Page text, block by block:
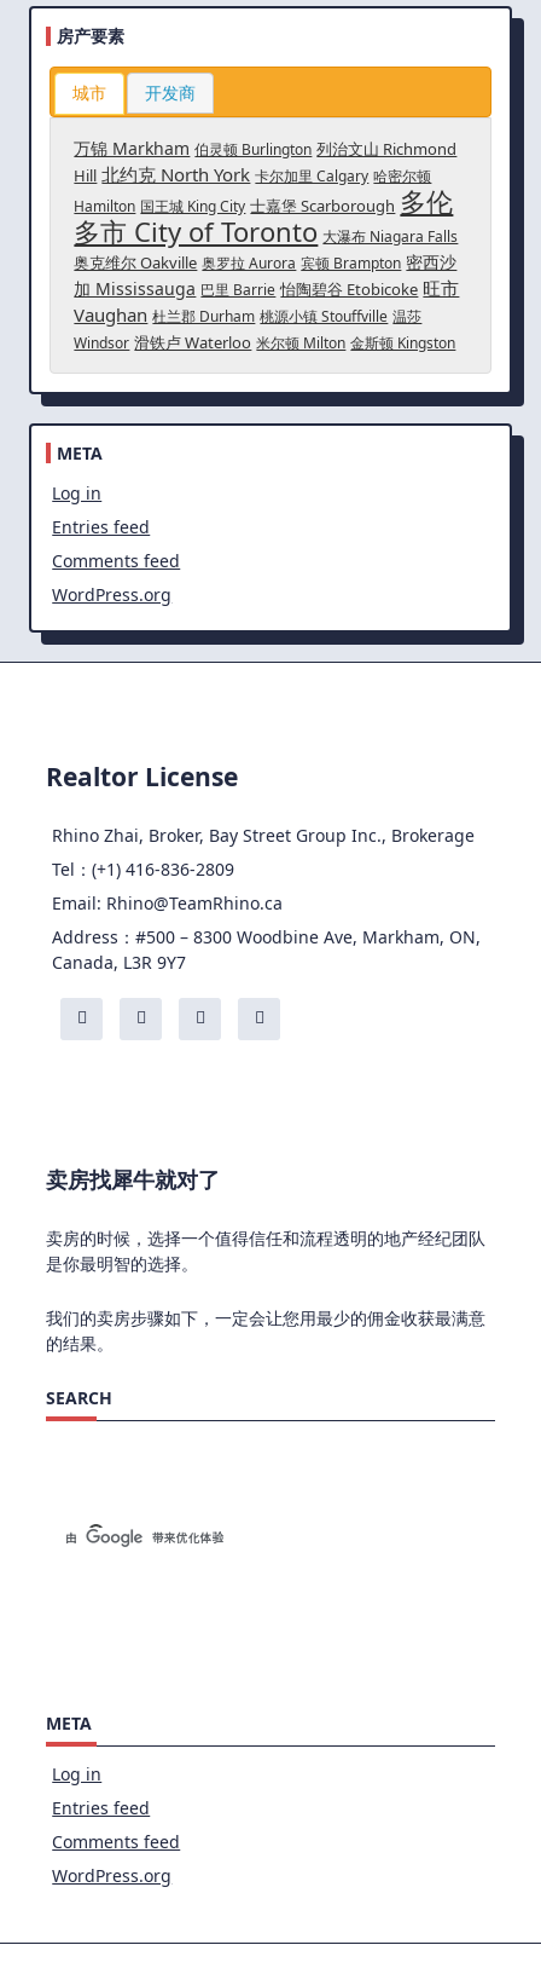
房产要素
城市 开发商
万锦 Markham 伯灵顿 Burlington 列治文山 Richmond
Hill 北约克 North York 卡尔加里 Calgary 哈密尔顿
Hamilton 国王城 King City 士嘉堡 Scarborough 多伦
多市 City of Toronto 大瀑布 Niagara Falls
奥克维尔 Oakville 奥罗拉 Aurora 宾顿 Brampton 密西沙
加 Mississauga 巴里 Barrie 怡陶碧谷 Etobicoke 旺市
Vaughan 杜兰郡 Durham 桃源小镇 Stouffville 温莎
Windsor 滑铁卢 Waterloo 米尔顿 Milton 金斯顿 Kingston
META
Log in
Entries feed
Comments feed
WordPress.org
Realtor License
Rhino Zhai, Broker, Bay Street Group Inc., Brokerage
Tel：(+1) 416-836-2809
Email: Rhino@TeamRhino.ca
Address：#500 – 8300 Woodbine Ave, Markham, ON,
Canada, L3R 9Y7
卖房找犀牛就对了
卖房的时候，选择一个值得信任和流程透明的地产经纪团队
是你最明智的选择。
我们的卖房步骤如下，一定会让您用最少的佣金收获最满意
的结果。
SEARCH
META
Log in
Entries feed
Comments feed
WordPress.org